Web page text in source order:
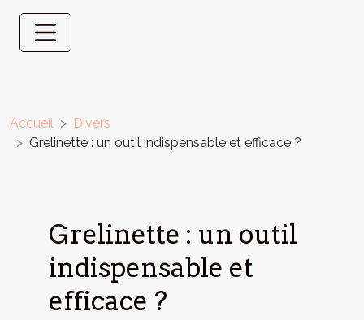
Accueil
Divers
Grelinette : un outil indispensable et efficace ?
Grelinette : un outil
indispensable et
efficace ?